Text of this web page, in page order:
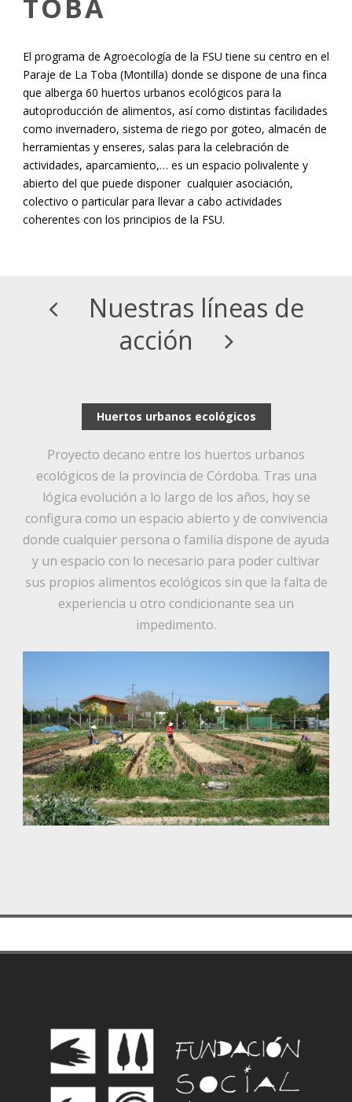
TOBA
El programa de Agroecología de la FSU tiene su centro en el
Paraje de La Toba (Montilla) donde se dispone de una finca
que alberga 60 huertos urbanos ecológicos para la
autoproducción de alimentos, así como distintas facilidades
como invernadero, sistema de riego por goteo, almacén de
herramientas y enseres, salas para la celebración de
actividades, aparcamiento,… es un espacio polivalente y
abierto del que puede disponer cualquier asociación,
colectivo o particular para llevar a cabo actividades
coherentes con los principios de la FSU.
Nuestras líneas de
acción
Huertos urbanos ecológicos
Proyecto decano entre los huertos urbanos
ecológicos de la provincia de Córdoba. Tras una
lógica evolución a lo largo de los años, hoy se
configura como un espacio abierto y de convivencia
donde cualquier persona o familia dispone de ayuda
y un espacio con lo necesario para poder cultivar
sus propios alimentos ecológicos sin que la falta de
experiencia u otro condicionante sea un
impedimento.